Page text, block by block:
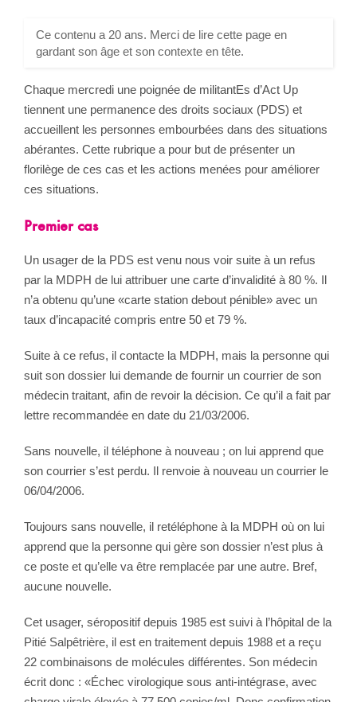
Ce contenu a 20 ans. Merci de lire cette page en
gardant son âge et son contexte en tête.
Chaque mercredi une poignée de militantEs d’Act Up
tiennent une permanence des droits sociaux (PDS) et
accueillent les personnes embourbées dans des situations
abérantes. Cette rubrique a pour but de présenter un
florilège de ces cas et les actions menées pour améliorer
ces situations.
Premier cas
Un usager de la PDS est venu nous voir suite à un refus
par la MDPH de lui attribuer une carte d’invalidité à 80 %. Il
n’a obtenu qu’une «carte station debout pénible» avec un
taux d’incapacité compris entre 50 et 79 %.
Suite à ce refus, il contacte la MDPH, mais la personne qui
suit son dossier lui demande de fournir un courrier de son
médecin traitant, afin de revoir la décision. Ce qu’il a fait par
lettre recommandée en date du 21/03/2006.
Sans nouvelle, il téléphone à nouveau ; on lui apprend que
son courrier s’est perdu. Il renvoie à nouveau un courrier le
06/04/2006.
Toujours sans nouvelle, il retéléphone à la MDPH où on lui
apprend que la personne qui gère son dossier n’est plus à
ce poste et qu’elle va être remplacée par une autre. Bref,
aucune nouvelle.
Cet usager, séropositif depuis 1985 est suivi à l’hôpital de la
Pitié Salpêtrière, il est en traitement depuis 1988 et a reçu
22 combinaisons de molécules différentes. Son médecin
écrit donc : «Échec virologique sous anti-intégrase, avec